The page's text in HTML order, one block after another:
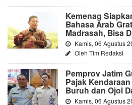
Kemenag
Bahasa Arab
Madrasah, Bisa
Kamis, 06 Agustus
Oleh Tim Redaksi
Pemprov Jatim
Pajak
Buruh dan Ojol
Kamis, 06 Agustus